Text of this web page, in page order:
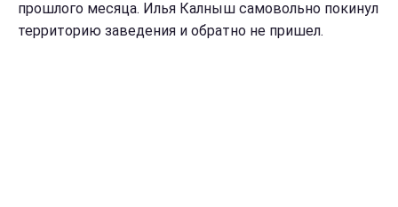
прошлого месяца. Илья Калныш самовольно покинул
территорию заведения и обратно не пришел.